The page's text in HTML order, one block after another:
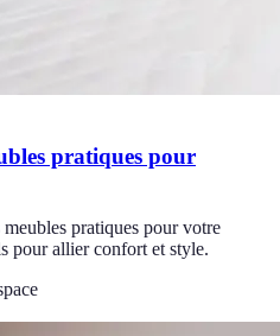
pratiques pour
pratiques pour votre
pour allier confort et style.